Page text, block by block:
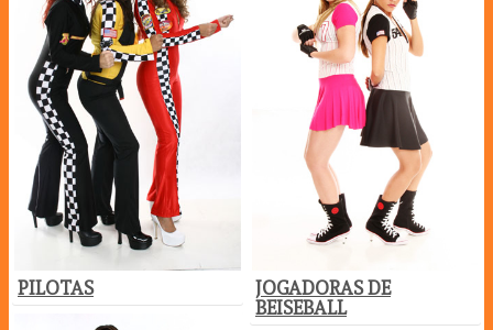
PILOTAS
JOGADORAS DE
BEISEBALL